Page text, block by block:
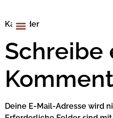
Kalender
Schreibe
Deine E-Mail-Adresse wird